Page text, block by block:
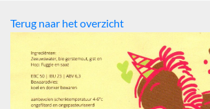
Terug naar het overzicht